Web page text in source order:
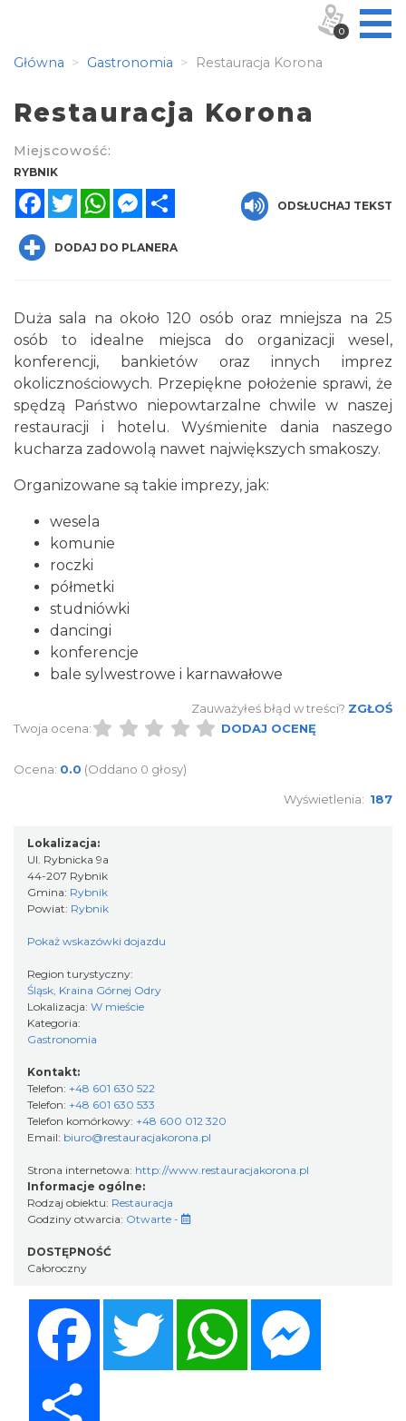
Główna Gastronomia Restauracja Korona
Restauracja Korona
Miejscowość:
RYBNIK
FacebookTwitterWhatsAppMessenger
ODSŁUCHAJ TEKST
DODAJ DO PLANERA
Duża sala na około 120 osób oraz mniejsza na 25
osób to idealne miejsca do organizacji wesel,
konferencji, bankietów oraz innych imprez
okolicznościowych. Przepiękne położenie sprawi, że
spędzą Państwo niepowtarzalne chwile w naszej
restauracji i hotelu. Wyśmienite dania naszego
kucharza zadowolą nawet największych smakoszy.
Organizowane są takie imprezy, jak:
wesela
komunie
roczki
półmetki
studniówki
dancingi
konferencje
bale sylwestrowe i karnawałowe
Zauważyłeś błąd w treści? ZGŁOŚ
Twoja ocena:
DODAJ OCENĘ
Ocena: 0.0 (Oddano 0 głosy)
Wyświetlenia: 187
Lokalizacja:
Ul. Rybnicka 9a
44-207 Rybnik
Gmina: Rybnik
Powiat: Rybnik
Pokaż wskazówki dojazdu
Region turystyczny:
Śląsk, Kraina Górnej Odry
Lokalizacja: W mieście
Kategoria:
Gastronomia
Kontakt:
Telefon: +48 601 630 522
Telefon: +48 601 630 533
Telefon komórkowy: +48 600 012 320
Email: biuro@restauracjakorona.pl
Strona internetowa: http://www.restauracjakorona.pl
Informacje ogólne:
Rodzaj obiektu: Restauracja
Godziny otwarcia: Otwarte -
DOSTĘPNOŚĆ
Całoroczny
Twitter WhatsApp
0